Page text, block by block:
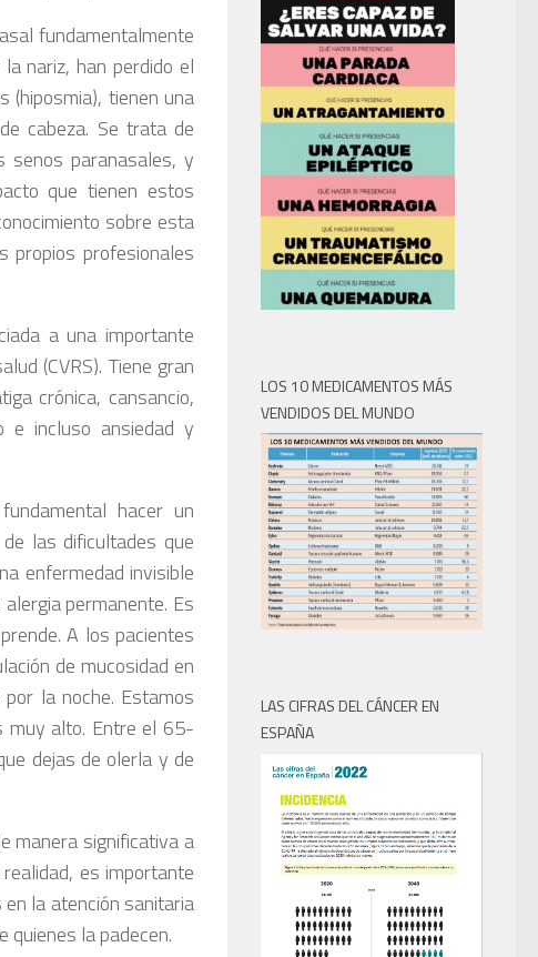
fundamentalmente
nariz, han perdido el
(hiposmia), tienen una
cabeza. Se trata de
senos paranasales, y
que tienen estos
sobre esta
propios profesionales
a una importante
(CVRS). Tiene gran
crónica, cansancio,
e incluso ansiedad y
hacer un
las dificultades que
enfermedad invisible
permanente. Es
A los pacientes
de mucosidad en
la noche. Estamos
muy alto. Entre el 65-
dejas de olerla y de
manera significativa a
es importante
la atención sanitaria
quienes la padecen.
LOS 10 MEDICAMENTOS MÁS
VENDIDOS DEL MUNDO
LAS CIFRAS DEL CÁNCER EN
ESPAÑA